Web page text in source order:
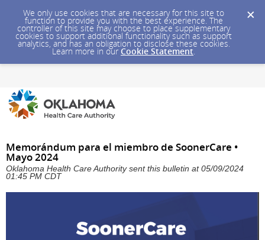
We only use cookies that are necessary for this site to
function to provide you with the best experience. The
controller of this site may choose to place supplementary
cookies to support additional functionality such as support
analytics, and has an obligation to disclose these cookies.
Learn more in our Cookie Statement.
Memorándum para el miembro de SoonerCare •
Mayo 2024
Oklahoma Health Care Authority sent this bulletin at 05/09/2024
01:45 PM CDT